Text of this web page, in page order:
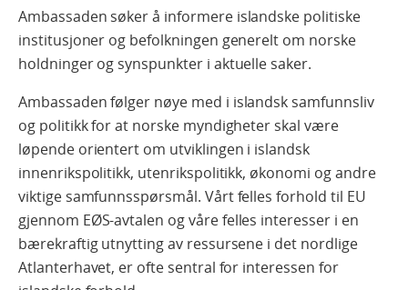
Ambassaden søker å informere islandske politiske
institusjoner og befolkningen generelt om norske
holdninger og synspunkter i aktuelle saker.
Ambassaden følger nøye med i islandsk samfunnsliv
og politikk for at norske myndigheter skal være
løpende orientert om utviklingen i islandsk
innenrikspolitikk, utenrikspolitikk, økonomi og andre
viktige samfunnsspørsmål. Vårt felles forhold til EU
gjennom EØS-avtalen og våre felles interesser i en
bærekraftig utnytting av ressursene i det nordlige
Atlanterhavet, er ofte sentral for interessen for